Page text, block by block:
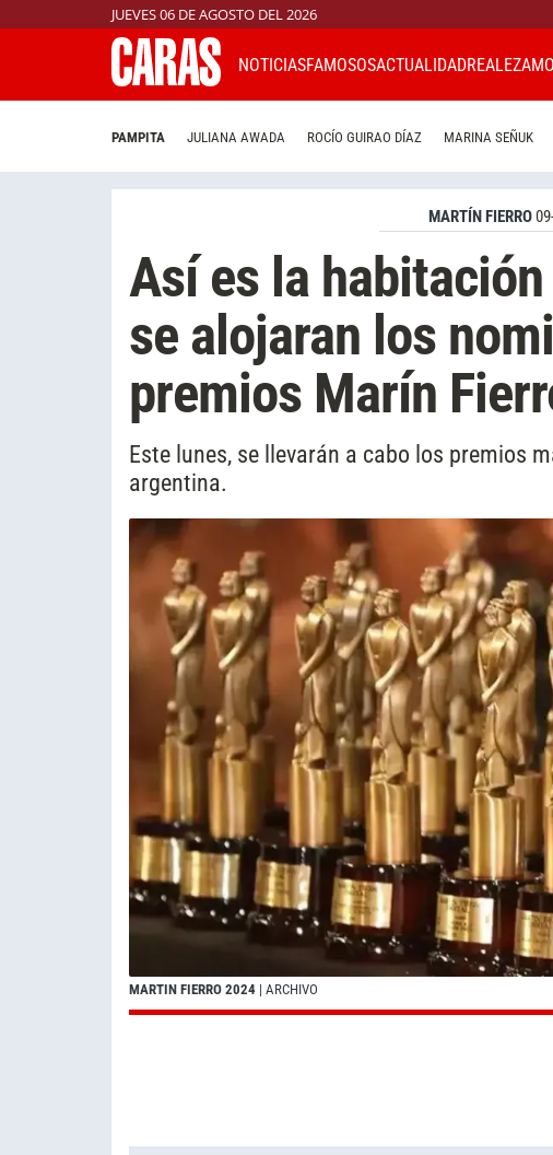
JUEVES 06 DE AGOSTO DEL 2026
NOTICIASFAMOSOSACTUALIDADREALEZA
PAMPITA JULIANA AWADA ROCÍO GUIRAO DÍAZ MARINA SEÑUK
MARTÍN FIERRO
Así es la
se alojaran los
premios Marín
Este lunes, se llevarán a cabo los premios
argentina.
MARTIN FIERRO 2024 | ARCHIVO